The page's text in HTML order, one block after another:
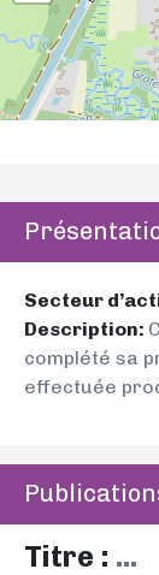
Secteur
Description:
complété sa
effectuée
Titre : ...